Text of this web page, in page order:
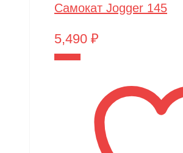
Самокат Jogger 145
5,490 ₽